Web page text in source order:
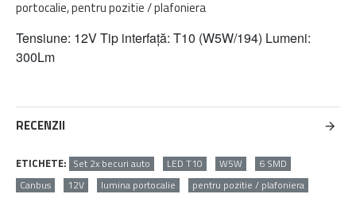
portocalie, pentru pozitie / plafoniera
Tensiune: 12V Tip interfață: T10 (W5W/194) Lumeni:
300Lm
RECENZII
ETICHETE: Set 2x becuri auto LED T10 W5W
6 SMD
Canbus
12V lumina portocalie
pentru pozitie / plafoniera